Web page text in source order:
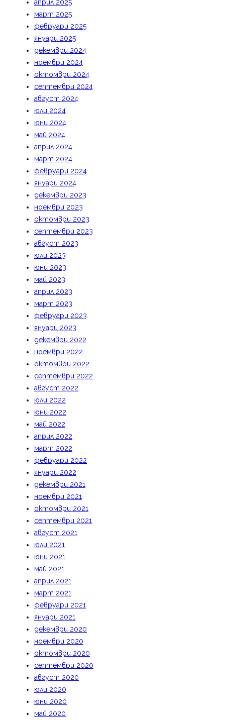
април 2025
март 2025
февруари 2025
януари 2025
декември 2024
ноември 2024
октомври 2024
септември 2024
август 2024
юли 2024
юни 2024
май 2024
април 2024
март 2024
февруари 2024
януари 2024
декември 2023
ноември 2023
октомври 2023
септември 2023
август 2023
юли 2023
юни 2023
май 2023
април 2023
март 2023
февруари 2023
януари 2023
декември 2022
ноември 2022
октомври 2022
септември 2022
август 2022
юли 2022
юни 2022
май 2022
април 2022
март 2022
февруари 2022
януари 2022
декември 2021
ноември 2021
октомври 2021
септември 2021
август 2021
юли 2021
юни 2021
май 2021
април 2021
март 2021
февруари 2021
януари 2021
декември 2020
ноември 2020
октомври 2020
септември 2020
август 2020
юли 2020
юни 2020
май 2020